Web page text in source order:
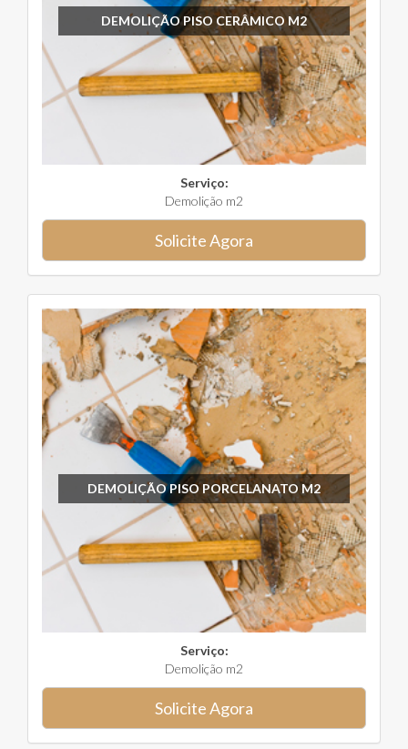
DEMOLIÇÃO PISO CERÂMICO M2
Serviço:
Demolição m2
Solicite Agora
DEMOLIÇÃO PISO PORCELANATO M2
Serviço:
Demolição m2
Solicite Agora